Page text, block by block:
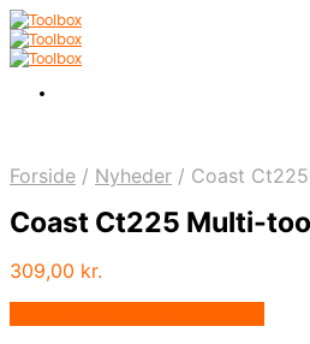
Forside / Nyheder / Coast
Coast Ct225 Multi-
309,00 kr.